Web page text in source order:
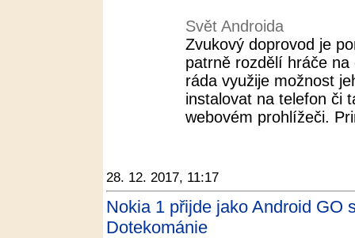
Svět Androida
Zvukový doprovod je
patrně rozdělí hráče
ráda využije možnost
instalovat na telefon či
webovém prohlížeči.
28. 12. 2017, 11:17
Nokia 1 přijde jako Android GO
Dotekománie